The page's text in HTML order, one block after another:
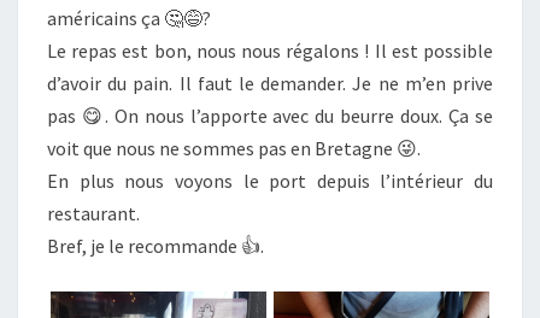
américains ça 🤔😅?
Le repas est bon, nous nous régalons ! Il est possible
d’avoir du pain. Il faut le demander. Je ne m’en prive
pas 😋. On nous l’apporte avec du beurre doux. Ça se
voit que nous ne sommes pas en Bretagne 😜.
En plus nous voyons le port depuis l’intérieur du
restaurant.
Bref, je le recommande 👍.